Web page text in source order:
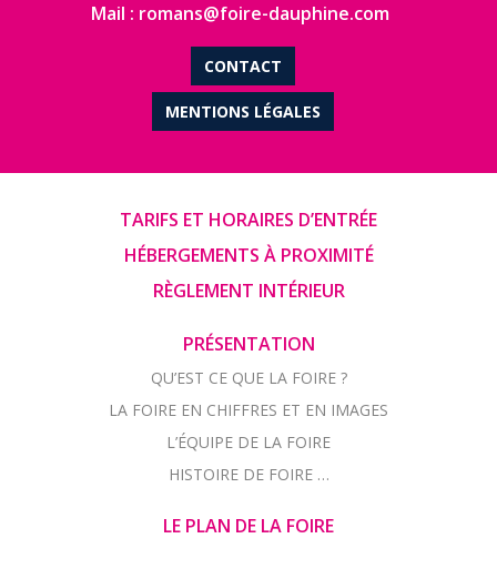
Mail : romans@foire-dauphine.com
CONTACT
MENTIONS LÉGALES
TARIFS ET HORAIRES D’ENTRÉE
HÉBERGEMENTS À PROXIMITÉ
RÈGLEMENT INTÉRIEUR
PRÉSENTATION
QU’EST CE QUE LA FOIRE ?
LA FOIRE EN CHIFFRES ET EN IMAGES
L’ÉQUIPE DE LA FOIRE
HISTOIRE DE FOIRE …
LE PLAN DE LA FOIRE